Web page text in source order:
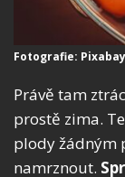
Fotografie: Pixabay
Právě tam
prostě zima.
plody žádným
namrznout.